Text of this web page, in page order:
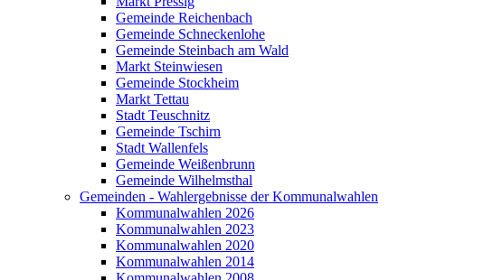
Gemeinde Reichenbach
Gemeinde Schneckenlohe
Gemeinde Steinbach am Wald
Markt Steinwiesen
Gemeinde Stockheim
Markt Tettau
Stadt Teuschnitz
Gemeinde Tschirn
Stadt Wallenfels
Gemeinde Weißenbrunn
Gemeinde Wilhelmsthal
Gemeinden - Wahlergebnisse der Kommunalwahlen
Kommunalwahlen 2026
Kommunalwahlen 2023
Kommunalwahlen 2020
Kommunalwahlen 2014